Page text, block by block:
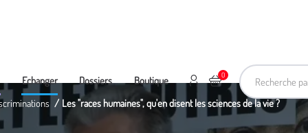
Recherche
Echanger Dossiers Boutique 0
Ajouter au panier
Mon compte
Les "races humaines", qu'en disent les sciences de la vie ?